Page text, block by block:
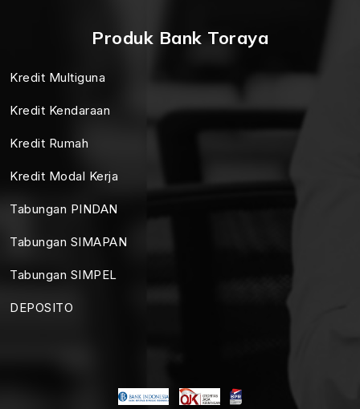
Produk Bank Toraya
Kredit Multiguna
Kredit Kendaraan
Kredit Rumah
Kredit Modal Kerja
Tabungan PINDAN
Tabungan SIMAPAN
Tabungan SIMPEL
DEPOSITO